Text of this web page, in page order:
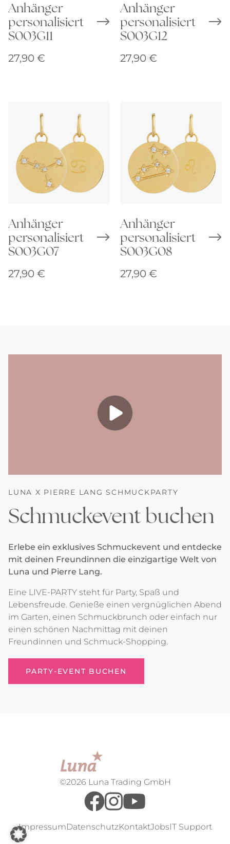
Anhänger
personalisiert
S003G11
27,90 €
Anhänger
personalisiert
S003G12
27,90 €
Anhänger
personalisiert
S003G07
27,90 €
Anhänger
personalisiert
S003G08
27,90 €
LUNA X PIERRE LANG SCHMUCKPARTY
Schmuckevent buchen
Erlebe ein exklusives Schmuckevent und entdecke
mit deinen Freundinnen die einzigartige Welt von
Luna und Pierre Lang.
Eine LIVE-PARTY steht für Party, Spaß und
Lebensfreude. Genieße einen vergnüglichen Abend
im Garten, einen Schmuckbrunch oder einfach nur
einen schönen Nachmittag mit deinen
Freundinnen und Schmuck-Shopping.
PARTY-EVENT BUCHEN
©2026 Luna Trading GmbH
ImpressumDatenschutzKontaktJobsIT Support